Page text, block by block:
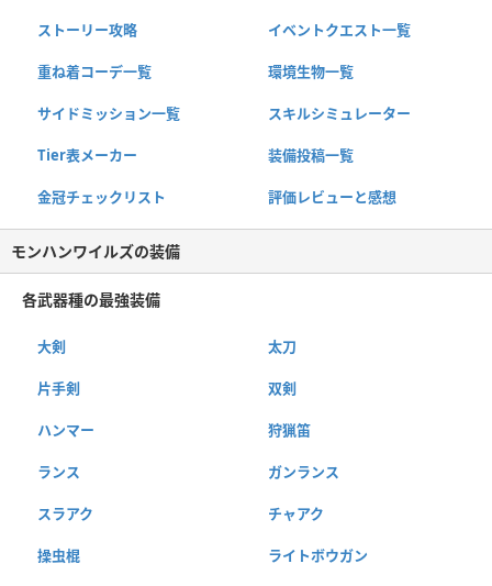
ストーリー攻略 イベントクエスト一覧
重ね着コーデ一覧 環境生物一覧
サイドミッション一覧 スキルシミュレーター
Tier表メーカー 装備投稿一覧
金冠チェックリスト 評価レビューと感想
モンハンワイルズの装備
各武器種の最強装備
大剣 太刀
片手剣 双剣
ハンマー 狩猟笛
ランス ガンランス
スラアク チャアク
操虫棍 ライトボウガン